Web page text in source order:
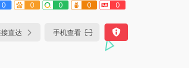
0
0 0 0 0
直达 手机查看